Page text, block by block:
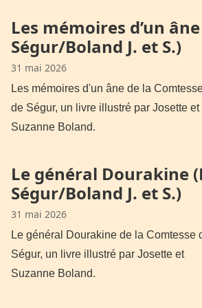
Les mémoires d’un
Ségur/Boland J. et S.)
31 mai 2026
Les mémoires d'un âne de la
de Ségur, un livre illustré par Josette et
Suzanne Boland.
Le général Dourakine
Ségur/Boland J. et S.)
31 mai 2026
Le général Dourakine de la Comtesse
Ségur, un livre illustré par Josette et
Suzanne Boland.